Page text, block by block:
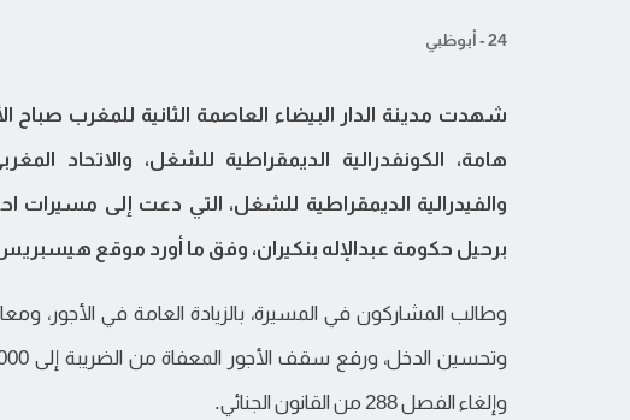
24 - أبوظبي
شهدت مدينة الدار البيضاء العاصمة الثانية للمغرب صباح
هامة، الكونفدرالية الديمقراطية للشغل، والاتحاد
والفيدرالية الديمقراطية للشغل، التي دعت إلى مسيرات
برحيل حكومة عبدالإله بنكيران، وفق ما أورد موقع
وطالب المشاركون في المسيرة، بالزيادة العامة في الأجور،
وإلغاء الفصل 288 من القانون الجنائي.